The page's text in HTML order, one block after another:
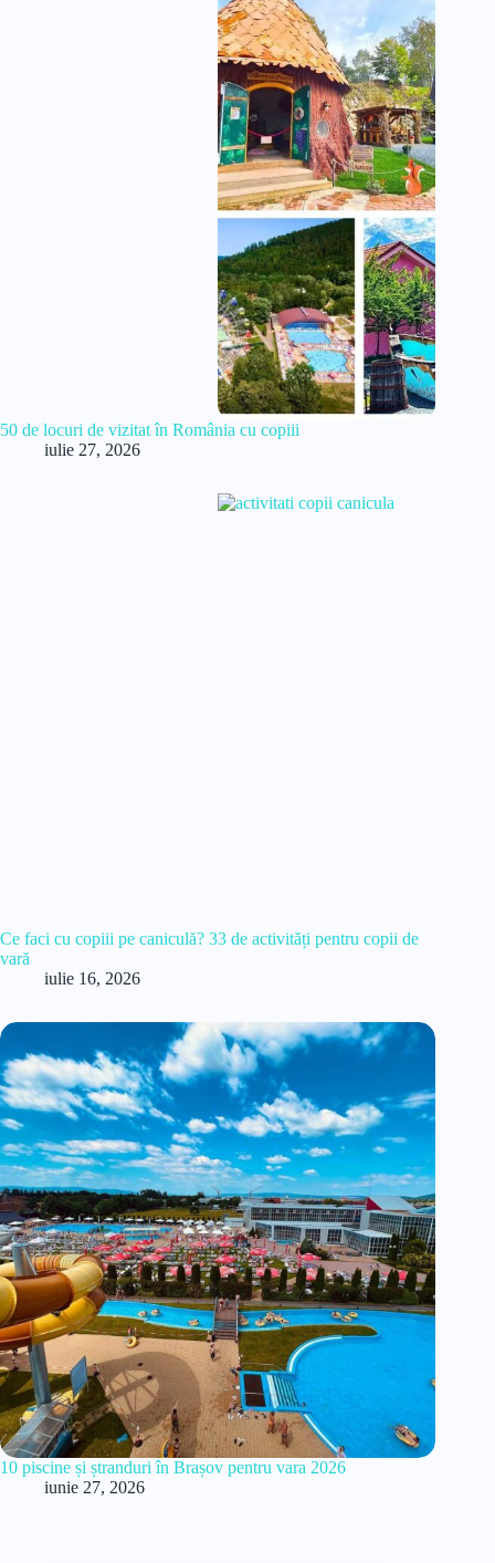
50 de locuri de vizitat în România cu copiii
iulie 27, 2026
Ce faci cu copiii pe caniculă? 33 de activități pentru copii de
vară
iulie 16, 2026
10 piscine și ștranduri în Brașov pentru vara 2026
iunie 27, 2026